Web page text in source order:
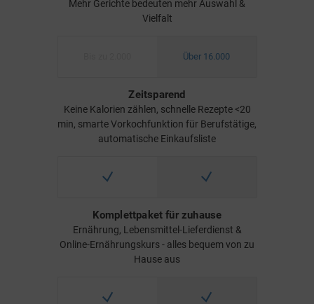
Mehr Gerichte bedeuten mehr Auswahl &
Vielfalt
Über 16.000
Zeitsparend
Keine Kalorien zählen, schnelle Rezepte <20
min, smarte Vorkochfunktion für Berufstätige,
automatische Einkaufsliste
Komplettpaket für zuhause
Ernährung, Lebensmittel-Lieferdienst &
Online-Ernährungskurs - alles bequem von zu
Hause aus